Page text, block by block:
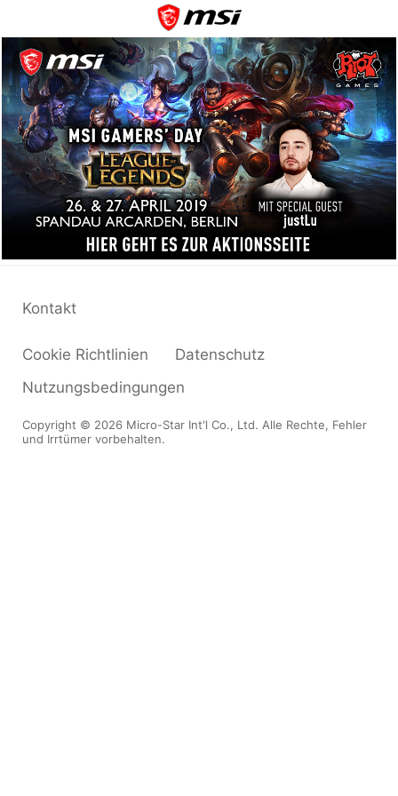
Copyright © 2026 Micro-Star Int'l Co., Ltd. Alle Rechte, Fehler
und Irrtümer vorbehalten.
Cookie Richtlinien
Datenschutz
Nutzungsbedingungen
Kontakt